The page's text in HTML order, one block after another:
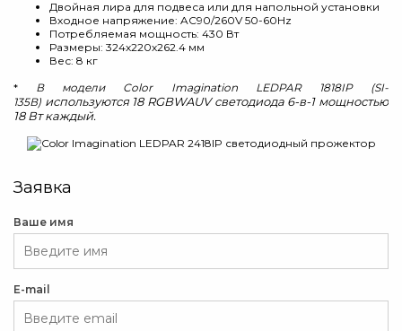
Двойная лира для подвеса или для напольной установки
Входное напряжение: AC90/260V 50-60Hz
Потребляемая мощность: 430 Вт
Размеры: 324х220х262.4 мм
Вес: 8 кг
* В модели Color Imagination LEDPAR 1818IP (SI-
135В) используются 18 RGBWAUV светодиода 6-в-1 мощностью
18 Вт каждый.
Заявка
Ваше имя
E-mail